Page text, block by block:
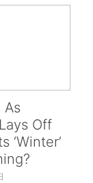
As
Off
‘Winter’